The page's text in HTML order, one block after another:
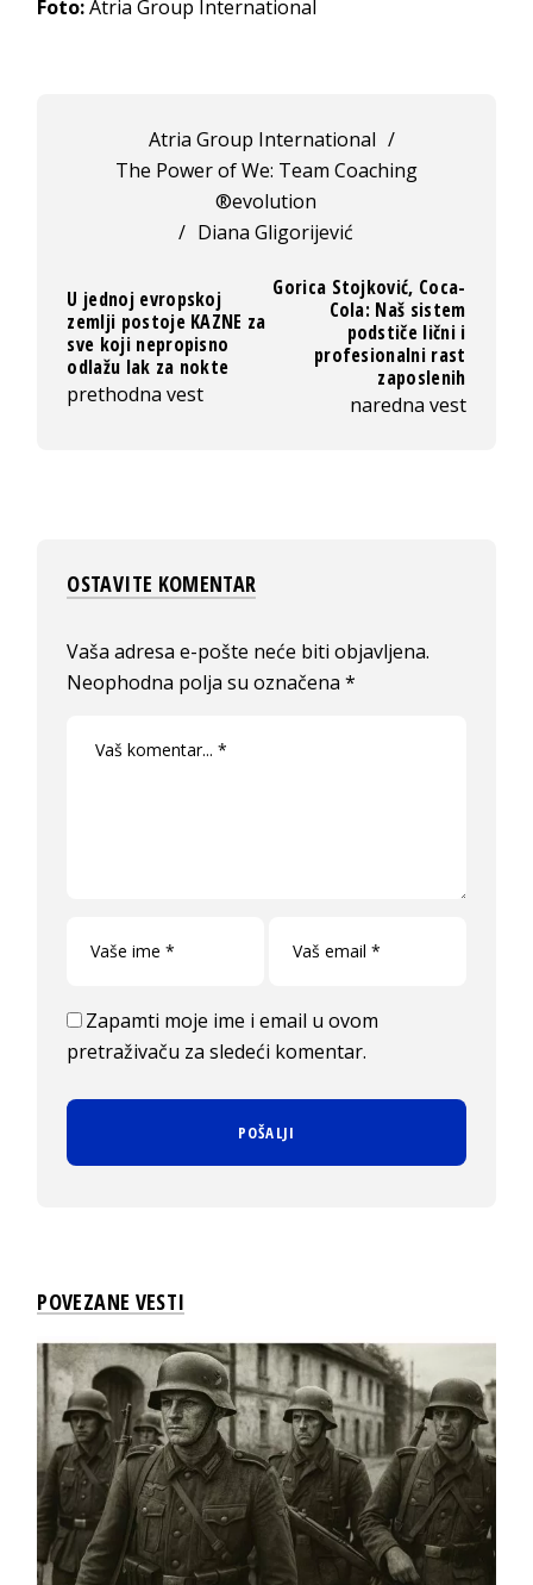
Foto:Atria Group International
Atria Group International /
The Power of We: Team Coaching
®evolution
/ Diana Gligorijević
U jednoj evropskoj
zemlji postoje KAZNE za
sve koji nepropisno
odlažu lak za nokte
prethodna vest
Gorica Stojković, Coca-
Cola: Naš sistem
podstiče lični i
profesionalni rast
zaposlenih
naredna vest
OSTAVITE KOMENTAR
Vaša adresa e-pošte neće biti objavljena.
Neophodna polja su označena*
Zapamti moje ime i email u ovom
pretraživaču za sledeći komentar.
POVEZANE VESTI